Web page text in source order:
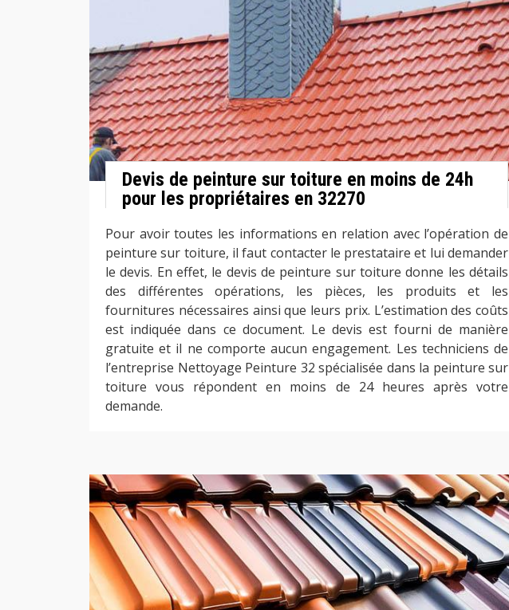
Devis de peinture sur toiture en moins de 24h
pour les propriétaires en 32270
Pour avoir toutes les informations en relation avec l’opération de
peinture sur toiture, il faut contacter le prestataire et lui demander
le devis. En effet, le devis de peinture sur toiture donne les détails
des différentes opérations, les pièces, les produits et les
fournitures nécessaires ainsi que leurs prix. L’estimation des coûts
est indiquée dans ce document. Le devis est fourni de manière
gratuite et il ne comporte aucun engagement. Les techniciens de
l’entreprise Nettoyage Peinture 32 spécialisée dans la peinture sur
toiture vous répondent en moins de 24 heures après votre
demande.